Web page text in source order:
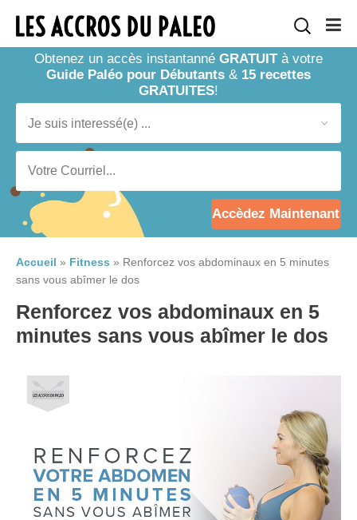
Obtenez un accès instantanné GRATUITà votre
Guide Paléo pour Débutants & 15 recettes
GRATUITES!
Accèdez Maintenant
Accueil » Fitness » Renforcez vos abdominaux en 5 minutes
sans vous abîmer le dos
Renforcez vos abdominaux en 5
minutes sans vous abîmer le dos